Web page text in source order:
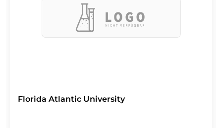
Florida Atlantic University